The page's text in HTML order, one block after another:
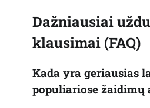
Dažniausiai
klausimai (FAQ)
Kada yra geriausias
populiariose žaidimų